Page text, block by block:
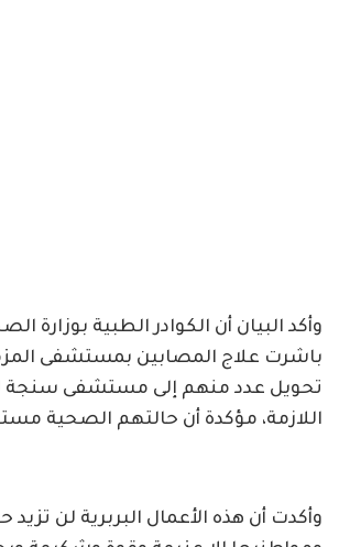
وأكد البيان أن الكوادر الطبية بوزارة
باشرت علاج المصابين بمستشفى
تحويل عدد منهم إلى مستشفى سنجة
اللازمة، مؤكدة أن حالتهم الصحية
وأكدت أن هذه الأعمال البربرية لن تزيد